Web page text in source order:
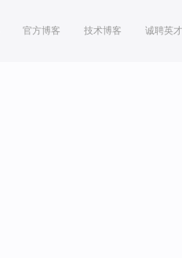
官方博客 技术博客 诚聘英才